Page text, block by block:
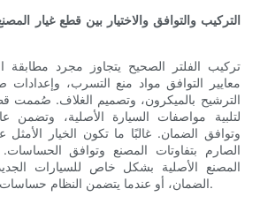
التركيب والتوافق والاختيار بين قطع غيار
تركيب الفلتر الصحيح يتجاوز مجرد مطابقة
معايير التوافق مواد منع التسرب، وإعدادات
الترشيح بالميكرون، وتصميم الغلاف. صُممت
لتلبية مواصفات السيارة الأصلية، وتضمن
وتوافق الضمان. غالبًا ما تكون الخيار الأمثل
الصارم بتفاوتات المصنع وتوافق الحساسات.
المصنع الأصلية بشكل خاص للسيارات
الضمان، أو عندما يتضمن النظام حساسات مدمجة أو أغلفة خاصة.